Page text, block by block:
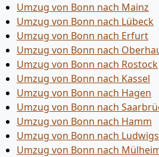
Umzug von Bonn nach Mainz
Umzug von Bonn nach Lübeck
Umzug von Bonn nach Erfurt
Umzug von Bonn nach
Umzug von Bonn nach Rostock
Umzug von Bonn nach Kassel
Umzug von Bonn nach Hagen
Umzug von Bonn nach
Umzug von Bonn nach Hamm
Umzug von Bonn nach
Umzug von Bonn nach